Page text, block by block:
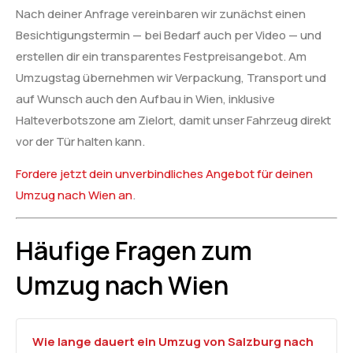
Nach deiner Anfrage vereinbaren wir zunächst einen
Besichtigungstermin — bei Bedarf auch per Video — und
erstellen dir ein transparentes Festpreisangebot. Am
Umzugstag übernehmen wir Verpackung, Transport und
auf Wunsch auch den Aufbau in Wien, inklusive
Halteverbotszone am Zielort, damit unser Fahrzeug direkt
vor der Tür halten kann.
Fordere jetzt dein unverbindliches Angebot für deinen
Umzug nach Wien an.
Häufige Fragen zum
Umzug nach Wien
Wie lange dauert ein Umzug von Salzburg nach